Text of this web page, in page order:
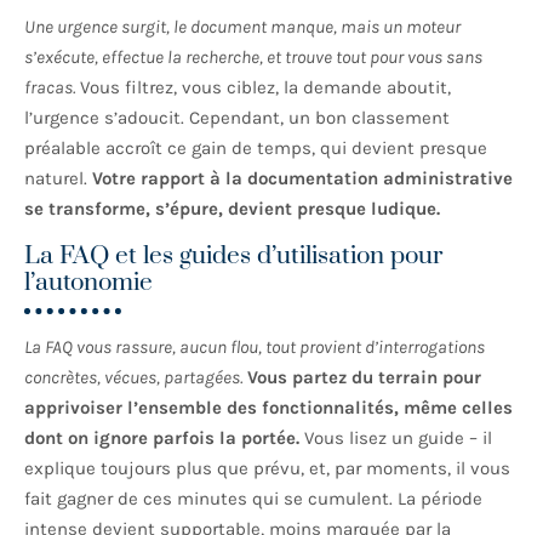
Une urgence surgit, le document manque, mais un moteur
s’exécute, effectue la recherche, et trouve tout pour vous sans
fracas. Vous filtrez, vous ciblez, la demande aboutit,
l’urgence s’adoucit. Cependant, un bon classement
préalable accroît ce gain de temps, qui devient presque
naturel. Votre rapport à la documentation administrative
se transforme, s’épure, devient presque ludique.
La FAQ et les guides d’utilisation pour
l’autonomie
La FAQ vous rassure, aucun flou, tout provient d’interrogations
concrètes, vécues, partagées. Vous partez du terrain pour
apprivoiser l’ensemble des fonctionnalités, même celles
dont on ignore parfois la portée. Vous lisez un guide – il
explique toujours plus que prévu, et, par moments, il vous
fait gagner de ces minutes qui se cumulent. La période
intense devient supportable, moins marquée par la